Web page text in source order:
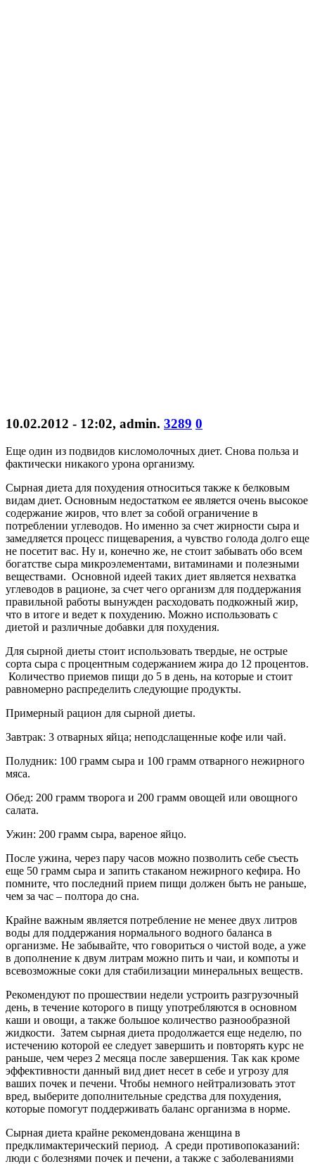
10.02.2012 - 12:02, admin. 3289 0
Еще один из подвидов кисломолочных диет. Снова польза и
фактически никакого урона организму.
Сырная диета для похудения относиться также к белковым
видам диет. Основным недостатком ее является очень высокое
содержание жиров, что влет за собой ограничение в
потреблении углеводов. Но именно за счет жирности сыра и
замедляется процесс пищеварения, а чувство голода долго еще
не посетит вас. Ну и, конечно же, не стоит забывать обо всем
богатстве сыра микроэлементами, витаминами и полезными
веществами. Основной идеей таких диет является нехватка
углеводов в рационе, за счет чего организм для поддержания
правильной работы вынужден расходовать подкожный жир,
что в итоге и ведет к похудению. Можно использовать с
диетой и различные добавки для похудения.
Для сырной диеты стоит использовать твердые, не острые
сорта сыра с процентным содержанием жира до 12 процентов.
Количество приемов пищи до 5 в день, на которые и стоит
равномерно распределить следующие продукты.
Примерный рацион для сырной диеты.
Завтрак: 3 отварных яйца; неподслащенные кофе или чай.
Полудник: 100 грамм сыра и 100 грамм отварного нежирного
мяса.
Обед: 200 грамм творога и 200 грамм овощей или овощного
салата.
Ужин: 200 грамм сыра, вареное яйцо.
После ужина, через пару часов можно позволить себе съесть
еще 50 грамм сыра и запить стаканом нежирного кефира. Но
помните, что последний прием пищи должен быть не раньше,
чем за час – полтора до сна.
Крайне важным является потребление не менее двух литров
воды для поддержания нормального водного баланса в
организме. Не забывайте, что говориться о чистой воде, а уже
в дополнение к двум литрам можно пить и чаи, и компоты и
всевозможные соки для стабилизации минеральных веществ.
Рекомендуют по прошествии недели устроить разгрузочный
день, в течение которого в пищу употребляются в основном
каши и овощи, а также большое количество разнообразной
жидкости. Затем сырная диета продолжается еще неделю, по
истечению которой ее следует завершить и повторять курс не
раньше, чем через 2 месяца после завершения. Так как кроме
эффективности данный вид диет несет в себе и угрозу для
ваших почек и печени. Чтобы немного нейтрализовать этот
вред, выберите дополнительные средства для похудения,
которые помогут поддерживать баланс организма в норме.
Сырная диета крайне рекомендована женщина в
предклимактерический период. А среди противопоказаний:
люди с болезнями почек и печени, а также с заболеваниями